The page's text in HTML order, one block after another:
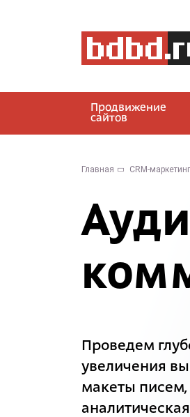
Продвижение
сайтов
Главная CRM-маркетинг
Проведем
увеличения
макеты писем,